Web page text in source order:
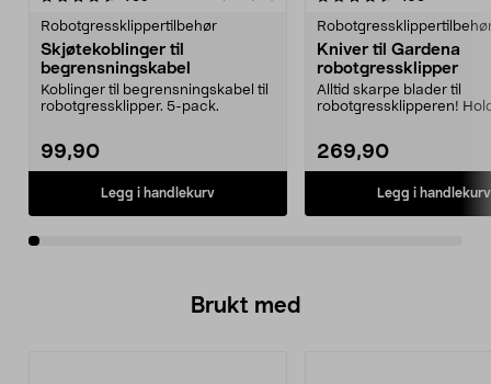
Robotgressklippertilbehør
Skjøtekoblinger til
begrensningskabel
Koblinger til begrensningskabel til
robotgressklipper. 5-pack.
99,90
Legg i handlekurv
Kniver til Gardena
robotgressklipper
Alltid skarpe blader til
robotgressklipperen!
269,90
Legg i handlekurv
Brukt med